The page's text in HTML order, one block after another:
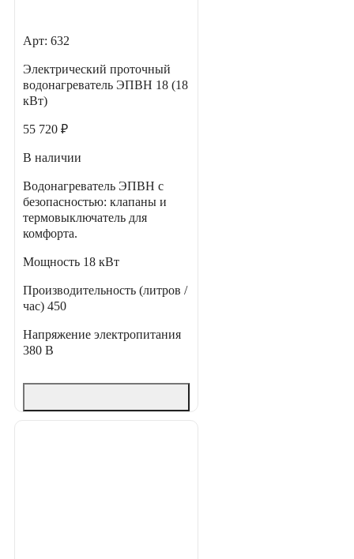
Арт: 632
Электрический проточный
водонагреватель ЭПВН 18 (18
кВт)
55 720 ₽
В наличии
Водонагреватель ЭПВН с
безопасностью: клапаны и
термовыключатель для
комфорта.
Мощность 18 кВт
Производительность (литров /
час) 450
Напряжение электропитания
380 В